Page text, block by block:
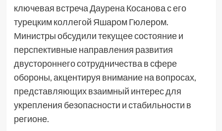
ключевая встреча Даурена Косанова с его
турецким коллегой Яшаром Гюлером.
Министры обсудили текущее состояние и
перспективные направления развития
двустороннего сотрудничества в сфере
обороны, акцентируя внимание на вопросах,
представляющих взаимный интерес для
укрепления безопасности и стабильности в
регионе.